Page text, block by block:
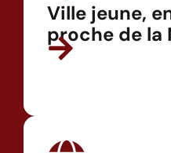
Ville jeune,
proche de la